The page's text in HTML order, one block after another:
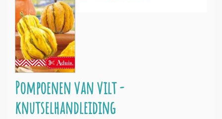
Pompoenen van vilt -
knutselhandleiding